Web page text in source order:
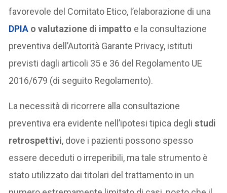
favorevole del Comitato Etico, l’elaborazione di una
DPIA o valutazione di impatto e la consultazione
preventiva dell’Autorità Garante Privacy, istituti
previsti dagli articoli 35 e 36 del Regolamento UE
2016/679 (di seguito Regolamento).
La necessità di ricorrere alla consultazione
preventiva era evidente nell’ipotesi tipica deglistudi
retrospettivi, dove i pazienti possono spesso
essere deceduti o irreperibili, ma tale strumento è
stato utilizzato dai titolari del trattamento in un